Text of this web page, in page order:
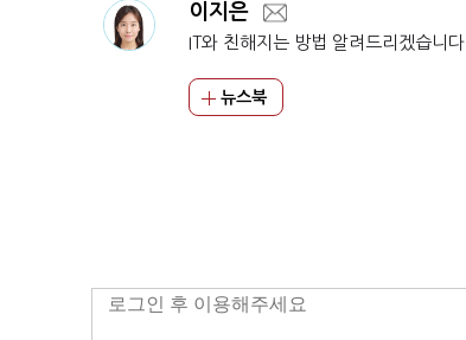
이지은
IT와 친해지는 방법 알려드리겠습니다
뉴스북